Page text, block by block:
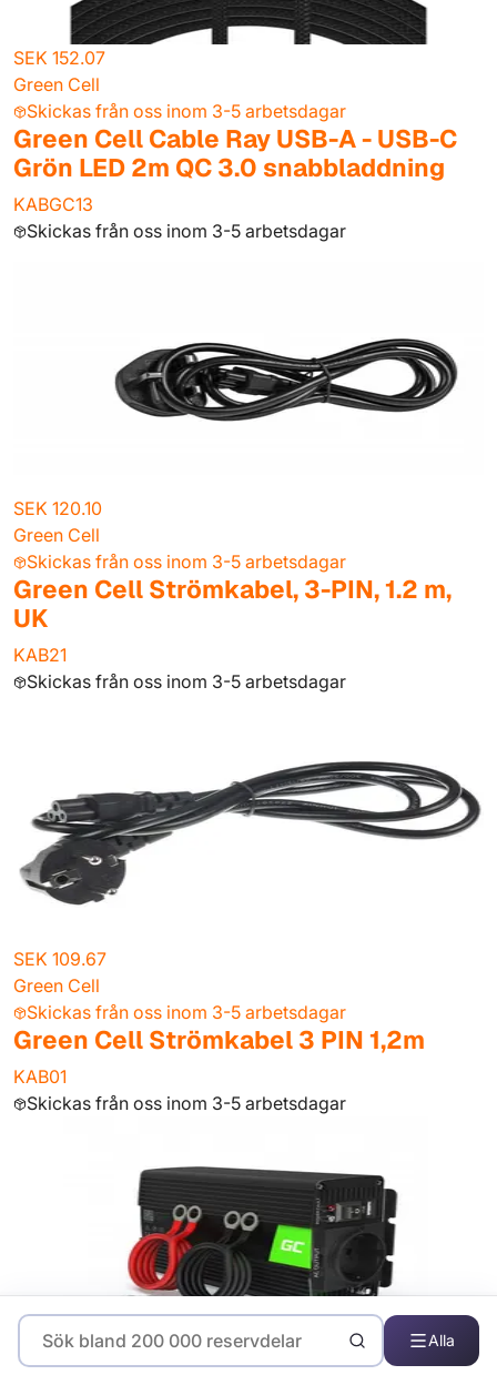
Alla
SEK 152.07
Green Cell
Skickas från oss inom 3-5 arbetsdagar
Green Cell Cable Ray USB-A - USB-C
Grön LED 2m QC 3.0 snabbladdning
KABGC13
Skickas från oss inom 3-5 arbetsdagar
SEK 120.10
Green Cell
Skickas från oss inom 3-5 arbetsdagar
Green Cell Strömkabel, 3-PIN, 1.2 m,
UK
KAB21
Skickas från oss inom 3-5 arbetsdagar
SEK 109.67
Green Cell
Skickas från oss inom 3-5 arbetsdagar
Green Cell Strömkabel 3 PIN 1,2m
KAB01
Skickas från oss inom 3-5 arbetsdagar